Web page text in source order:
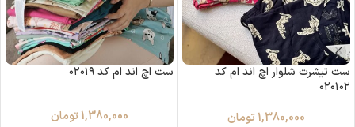
ست تیشرت شلوار اچ اند ام کد
۰۲۰۱۰۲
1,380,000 تومان
ست اچ اند ام کد ۰۲۰۱۹
1,380,000 تومان